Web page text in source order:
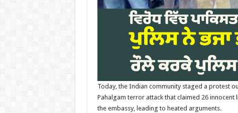
Today, the Indian community staged a protest
Pahalgam terror attack that claimed 26
the embassy, leading to heated arguments.